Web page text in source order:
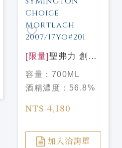
[限量] 聖弗力 創辦
人精選系列-慕赫
2007/17年 #201
Signatory Vintage
Symington Choice
容量： 700ML
酒精濃度： 56.8%
NT$ 4,180
加入洽詢單